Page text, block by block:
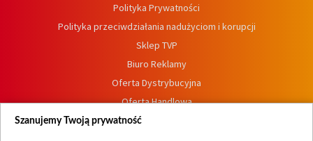
Polityka Prywatności
Polityka przeciwdziałania nadużyciom i korupcji
Sklep TVP
Biuro Reklamy
Oferta Dystrybucyjna
Oferta Handlowa
Dostępność
Szanujemy Twoją prywatność